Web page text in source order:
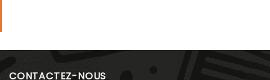
CONTACTEZ-NOUS